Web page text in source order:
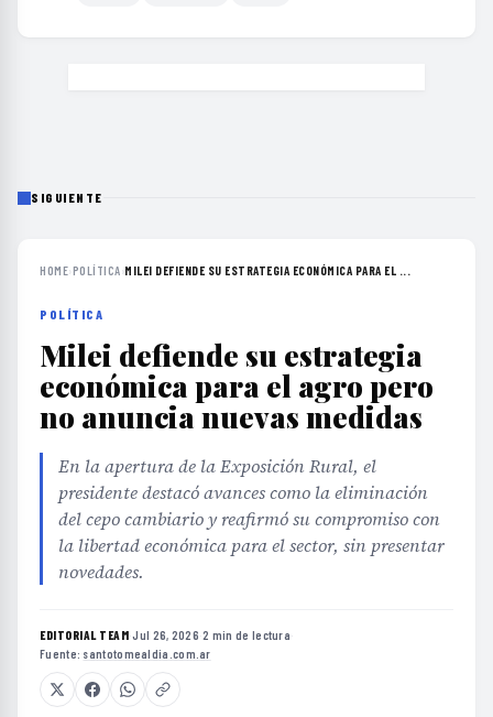
SIGUIENTE
HOME›POLÍTICA›MILEI DEFIENDE SU ESTRATEGIA ECONÓMICA PARA EL ...
POLÍTICA
Milei defiende su estrategia
económica para el agro pero
no anuncia nuevas medidas
En la apertura de la Exposición Rural, el
presidente destacó avances como la eliminación
del cepo cambiario y reafirmó su compromiso con
la libertad económica para el sector, sin presentar
novedades.
EDITORIAL TEAM·Jul 26, 2026·2 min de lectura·
Fuente: santotomealdia.com.ar